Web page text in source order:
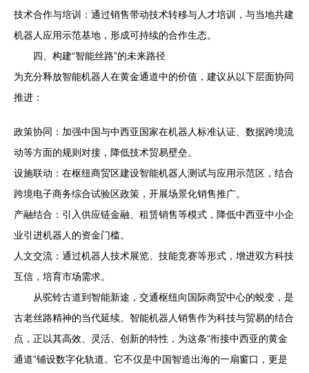
技术合作与培训：通过销售带动技术转移与人才培训，与当地共建
机器人应用示范基地，形成可持续的合作生态。
四、构建“智能丝路”的未来路径
为充分释放智能机器人在黄金通道中的价值，建议从以下层面协同
推进：
政策协同：加强中国与中西亚国家在机器人标准认证、数据跨境流
动等方面的规则对接，降低技术贸易壁垒。
设施联动：在枢纽商贸区建设智能机器人测试与应用示范区，结合
跨境电子商务综合试验区政策，开展场景化销售推广。
产融结合：引入供应链金融、租赁销售等模式，降低中西亚中小企
业引进机器人的资金门槛。
人文交流：通过机器人技术展览、技能竞赛等形式，增进双方科技
互信，培育市场需求。
从驼铃古道到智能新途，交通枢纽向国际商贸中心的蜕变，是
古老丝路精神的当代延续。智能机器人销售作为科技与贸易的结合
点，正以其高效、灵活、创新的特性，为这条“衔接中西亚的黄金
通道”铺设数字化轨道。它不仅是中国智造出海的一扇窗口，更是